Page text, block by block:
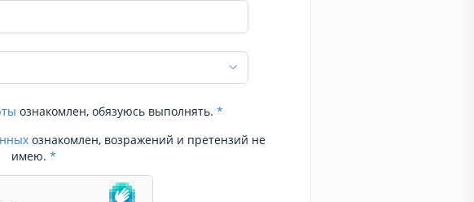
ознакомлен, обязуюсь выполнять. *
ознакомлен, возражений и претензий не
имею. *